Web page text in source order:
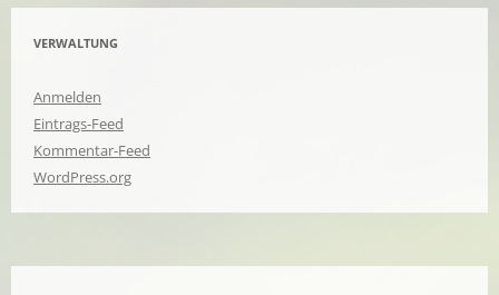
VERWALTUNG
Anmelden
Eintrags-Feed
Kommentar-Feed
WordPress.org